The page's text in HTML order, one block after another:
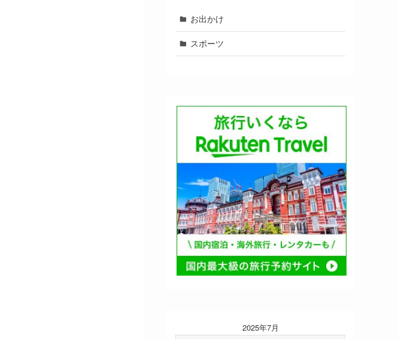
お出かけ
スポーツ
2025年7月